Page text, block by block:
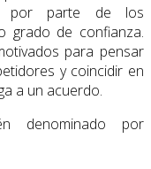
por parte de los
grado de confianza.
para pensar
y coincidir en
a un acuerdo.
denominado por